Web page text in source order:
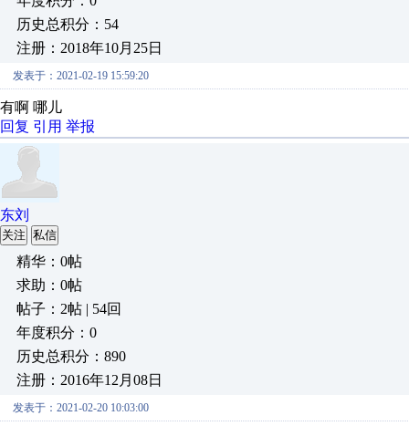
历史总积分：54
注册：2018年10月25日
发表于：2021-02-19 15:59:20
有啊 哪儿
回复 引用 举报
东刘
关注 私信
精华：0帖
求助：0帖
帖子：2帖 | 54回
年度积分：0
历史总积分：890
注册：2016年12月08日
发表于：2021-02-20 10:03:00